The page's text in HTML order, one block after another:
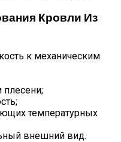
Кровли Из
к механическим
температурных
внешний вид.